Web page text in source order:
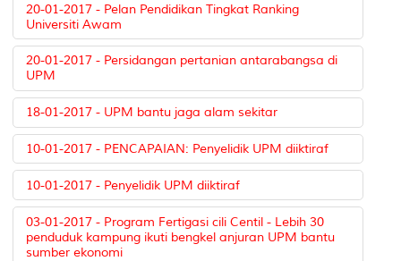
20-01-2017 - Pelan Pendidikan Tingkat Ranking
Universiti Awam
20-01-2017 - Persidangan pertanian antarabangsa di
UPM
18-01-2017 - UPM bantu jaga alam sekitar
10-01-2017 - PENCAPAIAN: Penyelidik UPM diiktiraf
10-01-2017 - Penyelidik UPM diiktiraf
03-01-2017 - Program Fertigasi cili Centil - Lebih 30
penduduk kampung ikuti bengkel anjuran UPM bantu
sumber ekonomi